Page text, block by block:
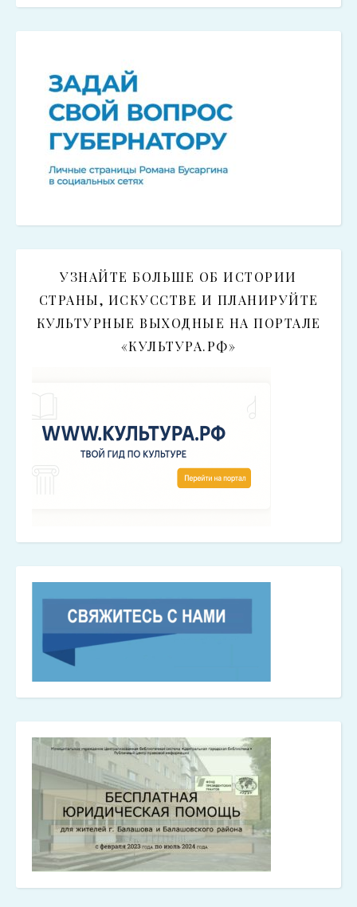
УЗНАЙТЕ БОЛЬШЕ ОБ ИСТОРИИ
СТРАНЫ, ИСКУССТВЕ И ПЛАНИРУЙТЕ
КУЛЬТУРНЫЕ ВЫХОДНЫЕ НА ПОРТАЛЕ
«КУЛЬТУРА.РФ»